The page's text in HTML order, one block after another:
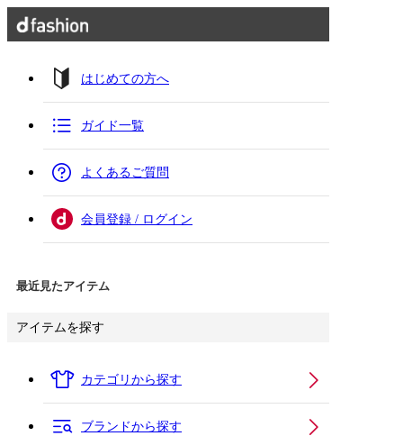
はじめての方へ
ガイド一覧
よくあるご質問
会員登録 / ログイン
最近見たアイテム
アイテムを探す
カテゴリから探す
ブランドから探す